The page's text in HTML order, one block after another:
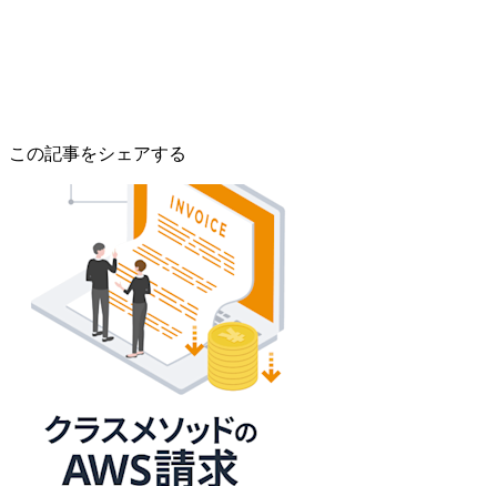
この記事をシェアする